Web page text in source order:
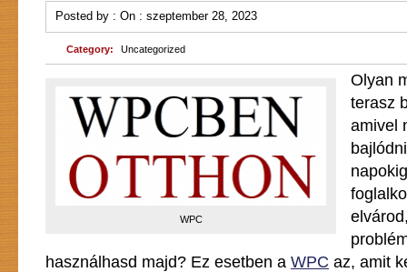
Posted by : On : szeptember 28, 2023
Category: Uncategorized
WPC
Olyan
terasz
amivel
használhasd majd? Ez esetben a WPC az, amit